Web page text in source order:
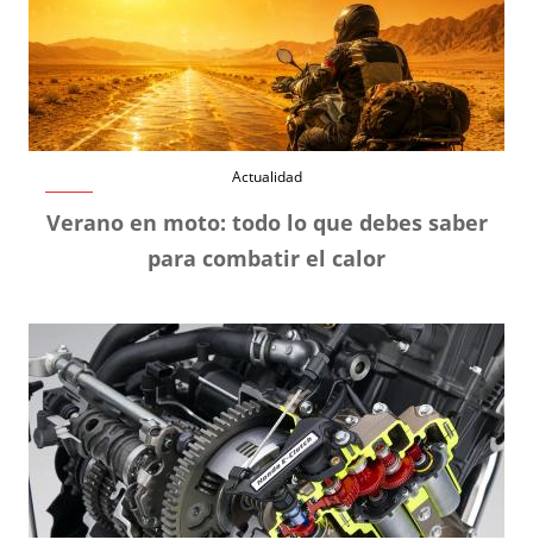
Actualidad
Verano en moto: todo lo que debes saber
para combatir el calor